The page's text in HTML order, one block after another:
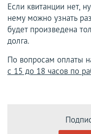
Если квитанции нет,
нему можно узнать
будет произведена
долга.
По вопросам оплаты
с 15 до 18 часов по